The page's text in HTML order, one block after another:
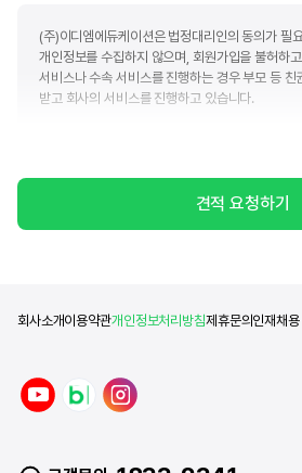
(주)이디엠에듀케이션은 법정대리인의 동의가 필
개인정보를 수집하지 않으며, 회원가입을 불허하
서비스나 수속 서비스를 진행하는 경우 부모 등 친
받고 회사의 서비스를 진행하고 있습니다.
(주)이디엠에듀케이션(이하 "회사")는 아래와 같은
및 이용하고자 합니다. 회사는 귀하의 정보를 관리
■ 개인정보 수집 및 이용에 대한 동의(필수)
이름, 휴대폰번호, 이메일,
카카오톡ID, 전화번호, 주소,
견적 요청하기
회사소개이용약관개인정보처리방침제휴문의 인재채용
n
a